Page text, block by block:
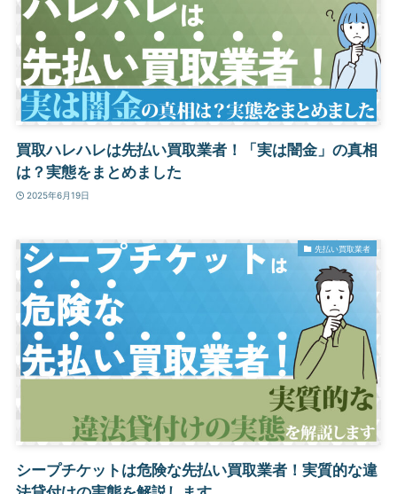
買取ハレハレは先払い買取業者！「実は闇金」の真相
は？実態をまとめました
2025年6月19日
先払い買取業者
シープチケットは危険な先払い買取業者！実質的な違